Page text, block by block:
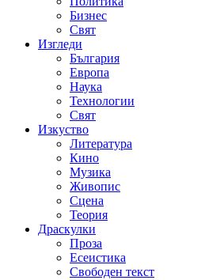
Бизнес
Свят
Изгледи
България
Европа
Наука
Технологии
Свят
Изкуство
Литература
Кино
Музика
Живопис
Сцена
Теория
Драскулки
Проза
Есеистика
Свободен текст